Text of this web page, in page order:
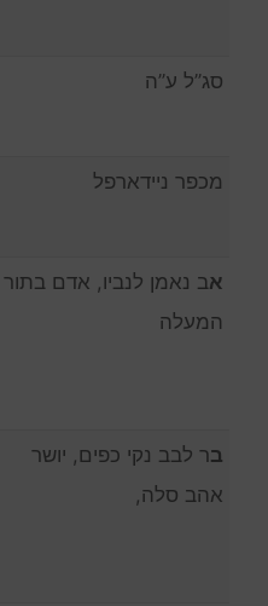
סג”ל ע”ה
מכפר ניידארפל
אב נאמן לנביו, אדם בתור
המעלה
בר לבב נקי כפים, יושר
אהב סלה,